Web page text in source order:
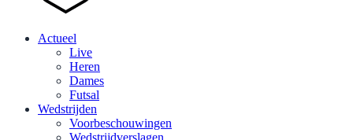
Actueel
Live
Heren
Dames
Futsal
Wedstrijden
Voorbeschouwingen
Wedstrijdverslagen